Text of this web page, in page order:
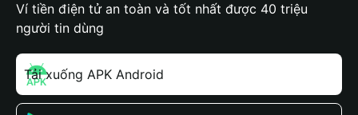
Ví tiền điện tử an toàn và tốt nhất được 40 triệu
người tin dùng
Tải xuống APK Android